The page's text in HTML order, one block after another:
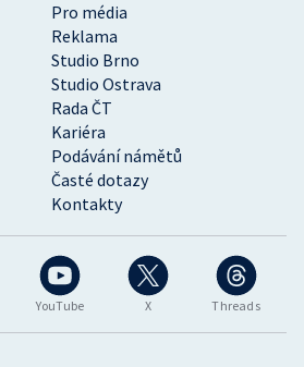
YouTube X Threads
Pro média
Reklama
Studio Brno
Studio Ostrava
Rada ČT
Kariéra
Podávání námětů
Časté dotazy
Kontakty